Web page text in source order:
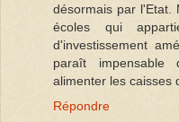
désormais par l'Etat.
écoles qui
d'investissement
paraît impensable
alimenter les caisses
Répondre